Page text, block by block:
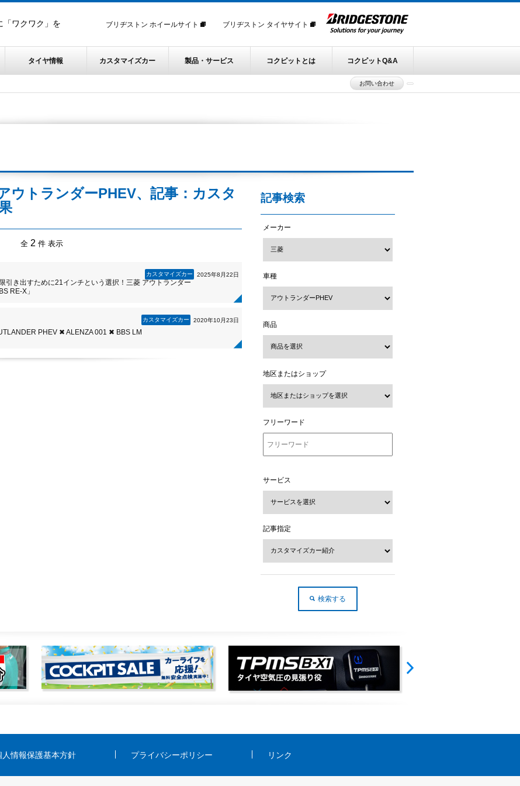
「ワクワク」を ブリヂストン ホイールサイト ブリヂストン タイヤサイト
タイヤ情報 カスタマイズカー 製品・サービス コクピットとは コクピットQ&A
お問い合わせ
ウトランダーPHEV、記事：カスタ
全2 件 表示
カスタマイズカー 2025年8月22日
引き出すために21インチという選択！三菱 アウトランダー
RE-X」
カスタマイズカー 2020年10月23日
PHEV ✖ ALENZA 001 ✖ BBS LM
記事検索
メーカー
車種
商品
地区またはショップ
フリーワード
サービス
記事指定
人情報保護基本方針 プライバシーポリシー リンク